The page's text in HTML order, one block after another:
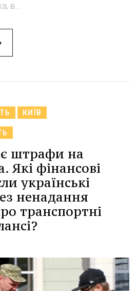
в...
КИЇВ
штрафи на
Які фінансові
українські
ненадання
транспортні